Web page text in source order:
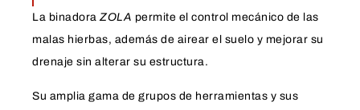
La binadoraZOLA permite el control mecánico de las
malas hierbas, además de airear el suelo y mejorar su
drenaje sin alterar su estructura.
Su amplia gama de grupos de herramientas y sus